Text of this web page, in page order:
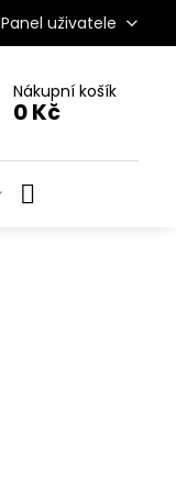
Panel uživatele
Nákupní košík
0 Kč